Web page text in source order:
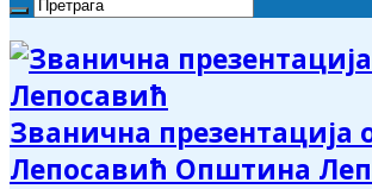
Званична презентација
Лепосавић Општина